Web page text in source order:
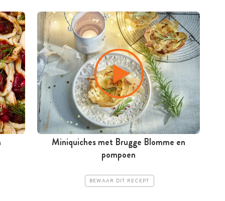
Miniquiches met Brugge Blomme en
pompoen
BEWAAR DIT RECEPT